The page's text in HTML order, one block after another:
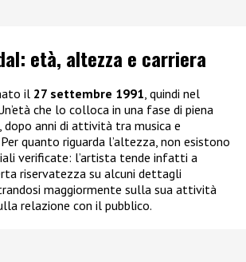
età, altezza e carriera
il 27 settembre 1991 , quindi nel
che lo colloca in una fase di piena
anni di attività tra musica e
quanto riguarda l’altezza, non esistono
verificate: l’artista tende infatti a
riservatezza su alcuni dettagli
maggiormente sulla sua attività
relazione con il pubblico.